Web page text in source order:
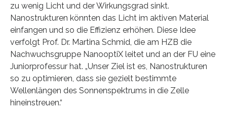
zu wenig Licht und der Wirkungsgrad sinkt.
Nanostrukturen könnten das Licht im aktiven Material
einfangen und so die Effizienz erhöhen. Diese Idee
verfolgt Prof. Dr. Martina Schmid, die am HZB die
Nachwuchsgruppe NanooptiX leitet und an der FU eine
Juniorprofessur hat. „Unser Ziel ist es, Nanostrukturen
so zu optimieren, dass sie gezielt bestimmte
Wellenlängen des Sonnenspektrums in die Zelle
hineinstreuen.“